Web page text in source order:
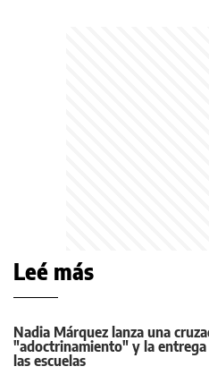
Leé más
Nadia Márquez lanza una
"adoctrinamiento" y la
las escuelas